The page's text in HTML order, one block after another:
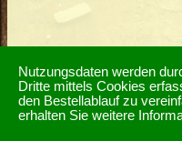
Nutzungsdaten werden
Dritte mittels Cookies
den Bestellablauf zu
erhalten Sie weitere